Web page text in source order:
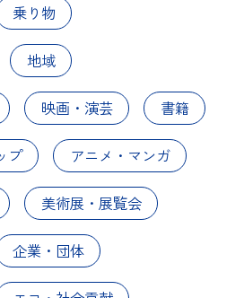
乗り物
地域
映画・演芸 書籍
プ アニメ・マンガ
美術展・展覧会
企業・団体